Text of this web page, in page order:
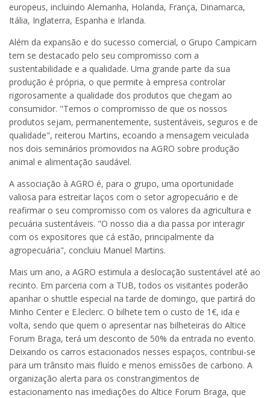
europeus, incluindo Alemanha, Holanda, França, Dinamarca,
Itália, Inglaterra, Espanha e Irlanda.
Além da expansão e do sucesso comercial, o Grupo Campicarn
tem se destacado pelo seu compromisso com a
sustentabilidade e a qualidade. Uma grande parte da sua
produção é própria, o que permite à empresa controlar
rigorosamente a qualidade dos produtos que chegam ao
consumidor. "Temos o compromisso de que os nossos
produtos sejam, permanentemente, sustentáveis, seguros e de
qualidade", reiterou Martins, ecoando a mensagem veiculada
nos dois seminários promovidos na AGRO sobre produção
animal e alimentação saudável.
A associação à AGRO é, para o grupo, uma oportunidade
valiosa para estreitar laços com o setor agropecuário e de
reafirmar o seu compromisso com os valores da agricultura e
pecuária sustentáveis. "O nosso dia a dia passa por interagir
com os expositores que cá estão, principalmente da
agropecuária", concluiu Manuel Martins.
Mais um ano, a AGRO estimula a deslocação sustentável até ao
recinto. Em parceria com a TUB, todos os visitantes poderão
apanhar o shuttle especial na tarde de domingo, que partirá do
Minho Center e E.leclerc. O bilhete tem o custo de 1€, ida e
volta, sendo que quem o apresentar nas bilheteiras do Altice
Forum Braga, terá um desconto de 50% da entrada no evento.
Deixando os carros estacionados nesses espaços, contribui-se
para um trânsito mais fluído e menos emissões de carbono. A
organização alerta para os constrangimentos de
estacionamento nas imediações do Altice Forum Braga, que